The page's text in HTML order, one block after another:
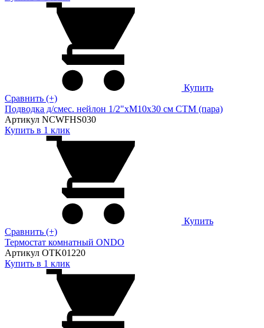
Купить
Сравнить (+)
Подводка д/смес. нейлон 1/2"xM10x30 см CTM (пара)
Артикул NCWFHS030
Купить в 1 клик
Купить
Сравнить (+)
Термостат комнатный ONDO
Артикул OTK01220
Купить в 1 клик